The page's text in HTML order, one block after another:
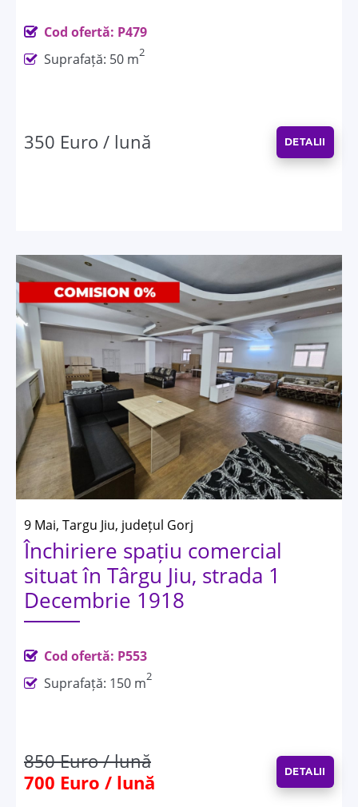
Cod ofertă: P479
Suprafață: 50 m2
350 Euro / lună DETALII
9 Mai, Targu Jiu, județul Gorj
Închiriere spațiu comercial
situat în Târgu Jiu, strada 1
Decembrie 1918
Cod ofertă: P553
Suprafață: 150 m2
850 Euro / lună
700 Euro / lună
DETALII